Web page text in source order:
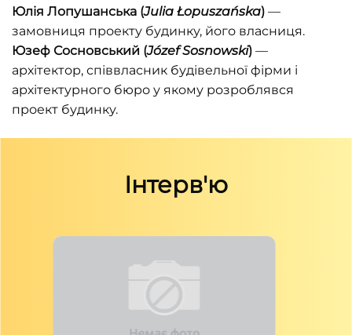
Юлія Лопушанська (Julia Łopuszańska) —
замовниця проекту будинку, його власниця.
Юзеф Сосновський (Józef Sosnowski) —
архітектор, співвласник будівельної фірми і
архітектурного бюро у якому розроблявся
проект будинку.
Інтерв'ю